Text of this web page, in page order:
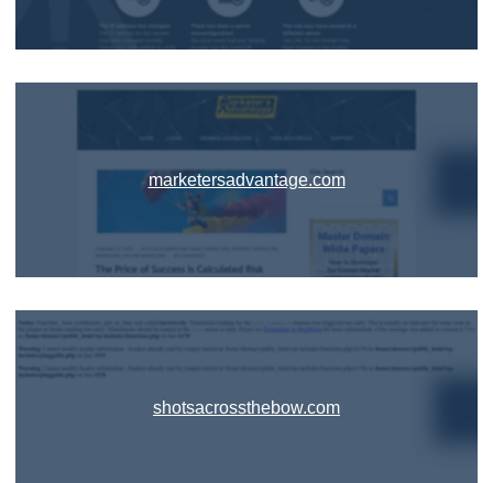
marketersadvantage.com
shotsacrossthebow.com